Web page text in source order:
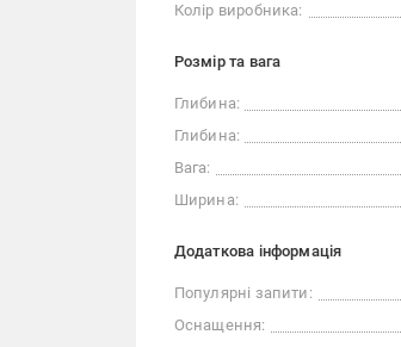
Колір виробника:
Розмір та вага
Глибина:
Глибина:
Вага:
Ширина:
Додаткова інформація
Популярні запити:
Оснащення: